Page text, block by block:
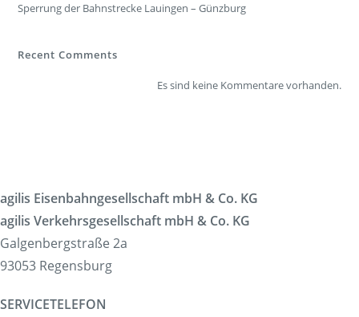
Sperrung der Bahnstrecke Lauingen – Günzburg
Recent Comments
Es sind keine Kommentare vorhanden.
agilis Eisenbahngesellschaft mbH & Co. KG
agilis Verkehrsgesellschaft mbH & Co. KG
Galgenbergstraße 2a
93053 Regensburg
SERVICETELEFON